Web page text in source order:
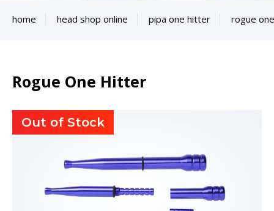
home head shop online pipa one hitter rogue
Rogue One Hitter
Out of Stock